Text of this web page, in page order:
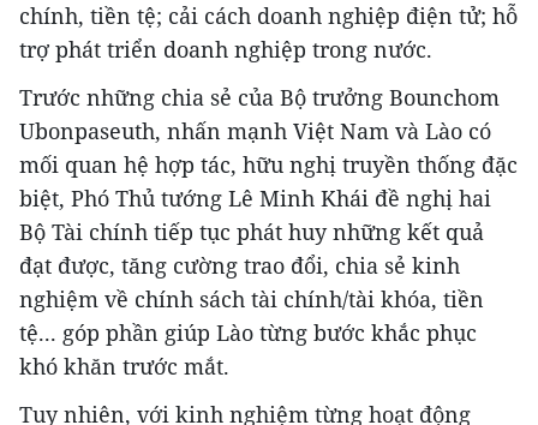
chính, tiền tệ; cải cách doanh nghiệp điện tử; hỗ
trợ phát triển doanh nghiệp trong nước.
Trước những chia sẻ của Bộ trưởng Bounchom
Ubonpaseuth, nhấn mạnh Việt Nam và Lào có
mối quan hệ hợp tác, hữu nghị truyền thống đặc
biệt, Phó Thủ tướng Lê Minh Khái đề nghị hai
Bộ Tài chính tiếp tục phát huy những kết quả
đạt được, tăng cường trao đổi, chia sẻ kinh
nghiệm về chính sách tài chính/tài khóa, tiền
tệ... góp phần giúp Lào từng bước khắc phục
khó khăn trước mắt.
Tuy nhiên, với kinh nghiệm từng hoạt động